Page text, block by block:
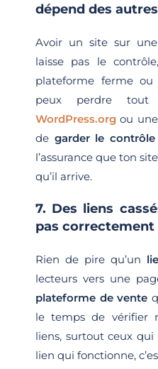
dépend des autres
Avoir un site sur
laisse pas le
plateforme ferme
peux perdre tout
WordPress.org ou
de garder le
l’assurance que ton
qu’il arrive.
7. Des liens
pas correctement
Rien de pire qu’un
lecteurs vers une
plateforme de vente
le temps de vérifier
liens, surtout ceux
lien qui fonctionne,